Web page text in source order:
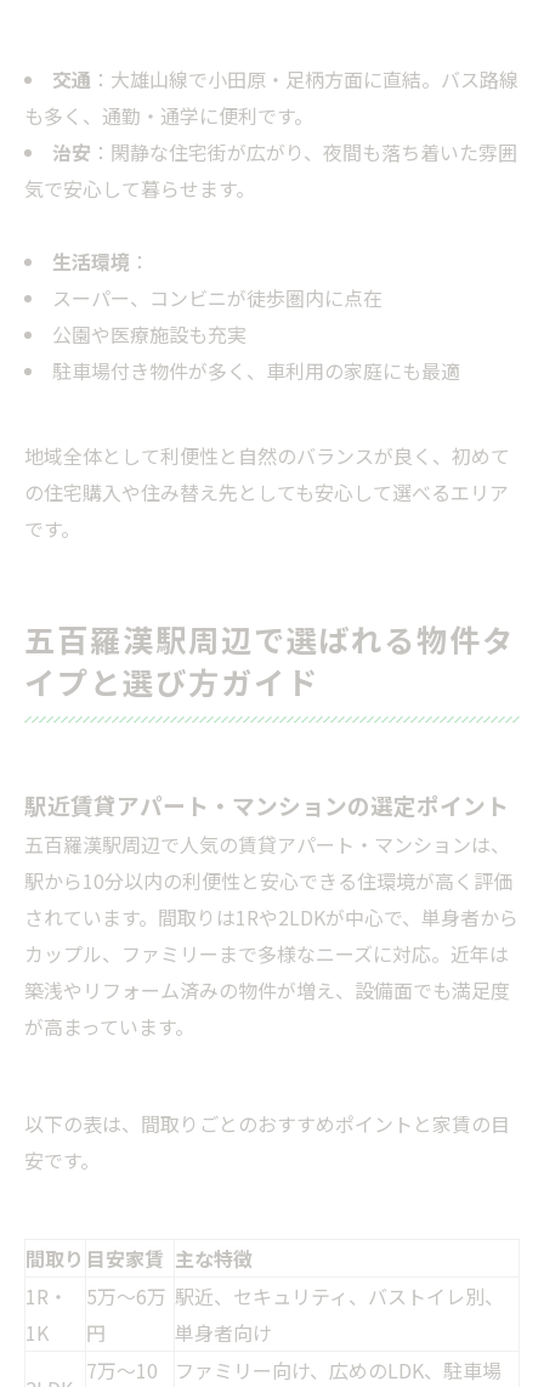
交通：大雄山線で小田原・足柄方面に直結。バス路線
も多く、通勤・通学に便利です。
治安 ：閑静な住宅街が広がり、夜間も落ち着いた雰囲
気で安心して暮らせます。
生活環境 ：
スーパー、コンビニが徒歩圏内に点在
公園や医療施設も充実
駐車場付き物件が多く、車利用の家庭にも最適
地域全体として利便性と自然のバランスが良く、初めて
の住宅購入や住み替え先としても安心して選べるエリア
です。
五百羅漢駅周辺で選ばれる物件タ
イプと選び方ガイド
駅近賃貸アパート・マンションの選定ポイント
五百羅漢駅周辺で人気の賃貸アパート・マンションは、
駅から10分以内の利便性と安心できる住環境が高く評価
されています。間取りは1Rや2LDKが中心で、単身者から
カップル、ファミリーまで多様なニーズに対応。近年は
築浅やリフォーム済みの物件が増え、設備面でも満足度
が高まっています。
以下の表は、間取りごとのおすすめポイントと家賃の目
安です。
間取り 目安家賃 主な特徴
1R・
1K
5万～6万
円
駅近、セキュリティ、バストイレ別、
単身者向け
7万～10
ファミリー向け、広めのLDK、駐車場